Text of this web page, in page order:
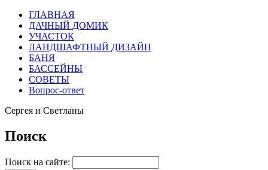
ГЛАВНАЯ
ДАЧНЫЙ ДОМИК
УЧАСТОК
ЛАНДШАФТНЫЙ ДИЗАЙН
БАНЯ
БАССЕЙНЫ
СОВЕТЫ
Вопрос-ответ
Сергея и Светланы
Поиск
Поиск на сайте: